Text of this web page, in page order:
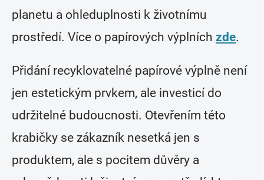
planetu a ohleduplnosti k životnímu
prostředí. Více o papírových výplních zde.
Přidání recyklovatelné papírové výplně není
jen estetickým prvkem, ale investicí do
udržitelné budoucnosti. Otevřením této
krabičky se zákazník nesetká jen s
produktem, ale s pocitem důvěry a